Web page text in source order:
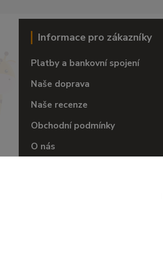
Informace pro zákazníky
Platby a bankovní spojení
Naše doprava
Naše recenze
Obchodní podmínky
O nás